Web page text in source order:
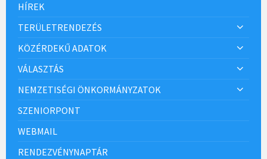
HÍREK
TERÜLETRENDEZÉS
KÖZÉRDEKŰ ADATOK
VÁLASZTÁS
NEMZETISÉGI ÖNKORMÁNYZATOK
SZENIORPONT
WEBMAIL
RENDEZVÉNYNAPTÁR